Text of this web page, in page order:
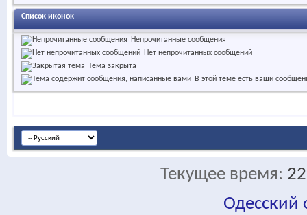
Список иконок
Непрочитанные сообщения
Нет непрочитанных сообщений
Тема закрыта
В этой теме есть ваши
Текущее время:
Одесский